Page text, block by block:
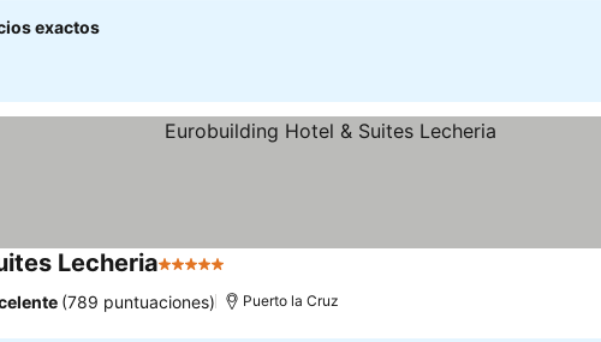
exactos
Lecheria5 Estrellas
(789 puntuaciones) Puerto la Cruz